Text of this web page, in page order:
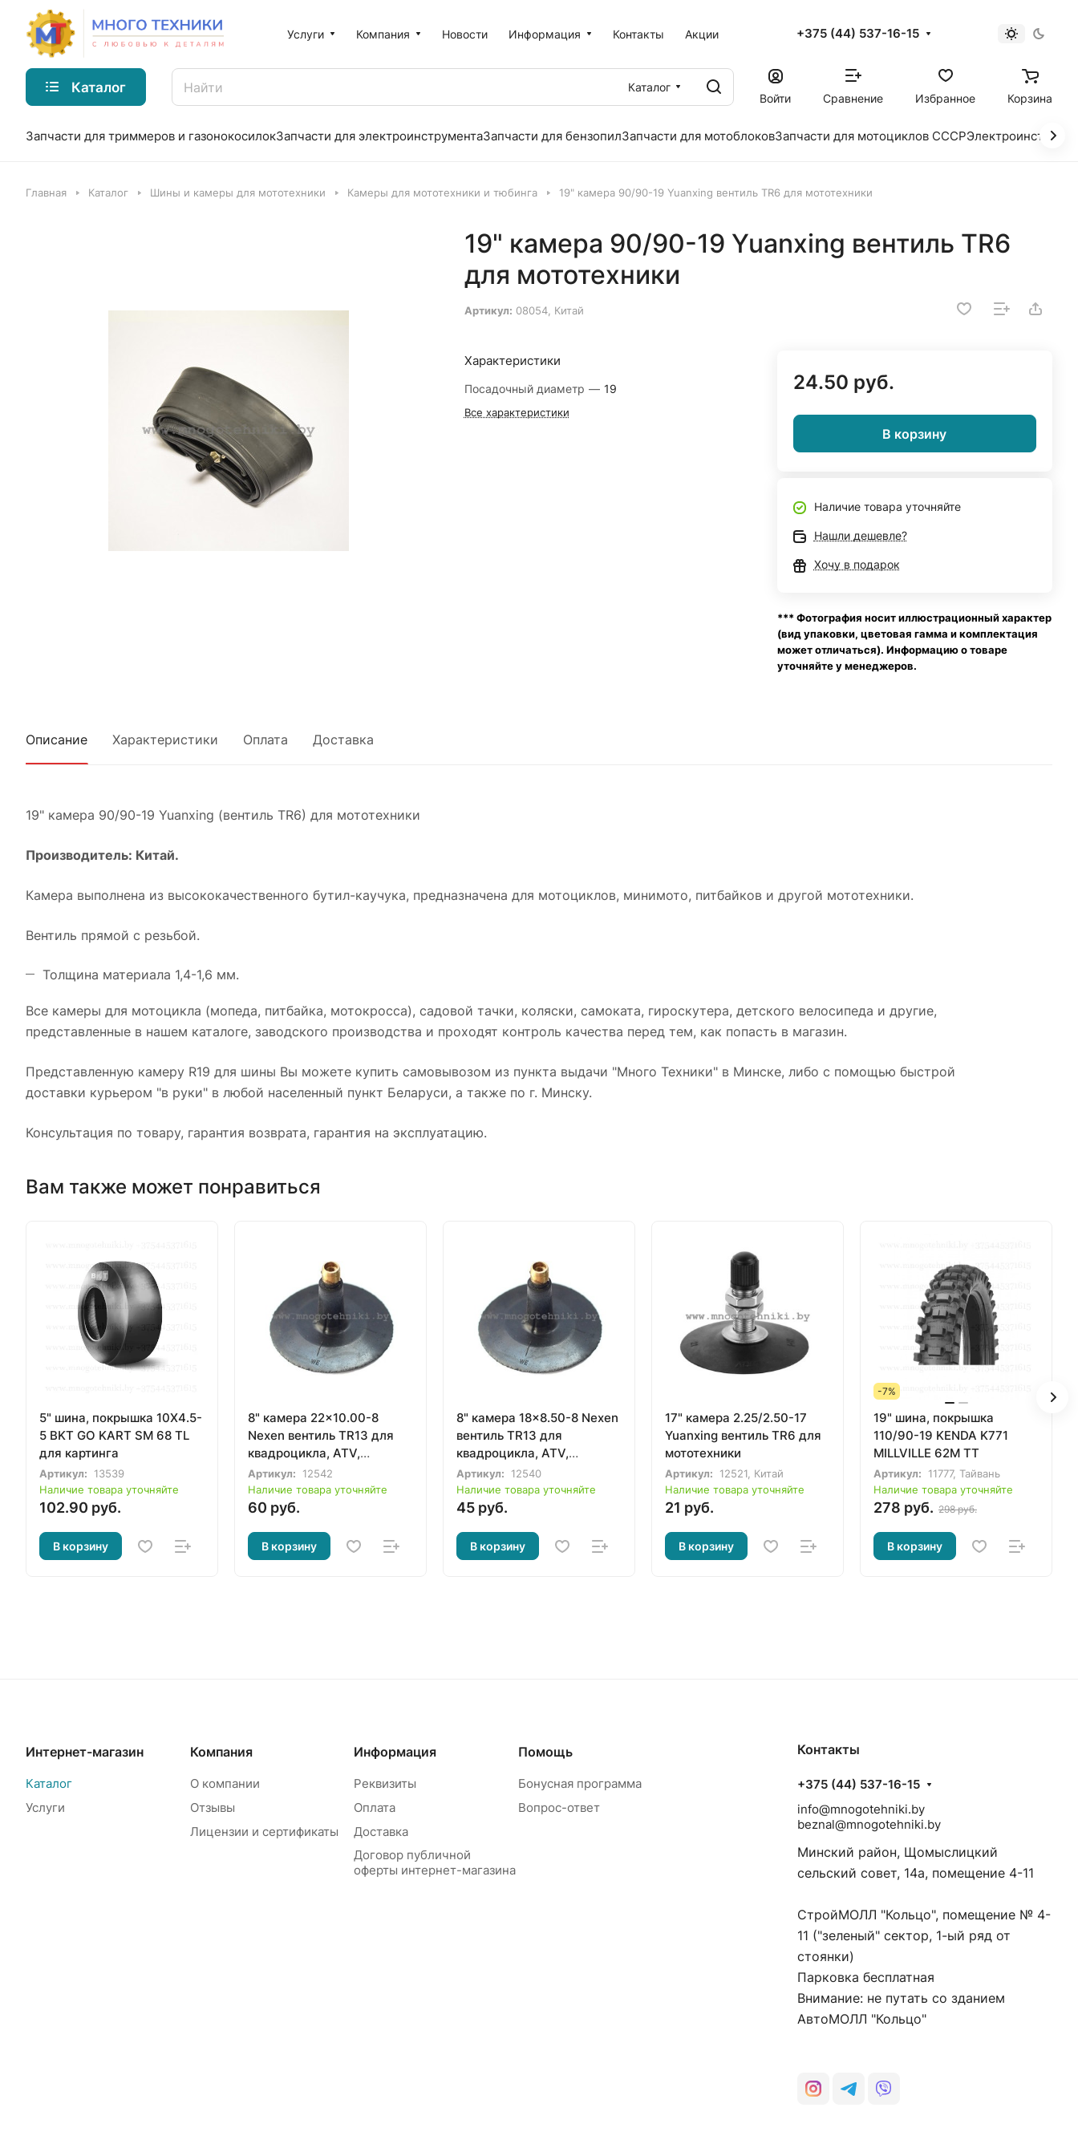
Услуги Компания Новости Информация Контакты Акции +375 (44) 537-16-15
Каталог
Каталог
Войти
Сравнение Избранное Корзина
Запчасти для триммеров и газонокосилокЗапчасти для электроинструментаЗапчасти для бензопилЗапчасти для мотоблоковЗапчасти для мотоциклов СССР
Главная Каталог Шины и камеры для мототехники Камеры для мототехники и тюбинга 19" камера 90/90-19 Yuanxing вентиль TR6 для мототехники
19" камера 90/90-19 Yuanxing вентиль TR6
для мототехники
Артикул: 08054, Китай
Характеристики
Посадочный диаметр — 19
Все характеристики
24.50 руб.
В корзину
Наличие товара уточняйте
Нашли дешевле?
Хочу в подарок
*** Фотография носит иллюстрационный характер
(вид упаковки, цветовая гамма и комплектация
может отличаться). Информацию о товаре
уточняйте у менеджеров.
Описание Характеристики Оплата Доставка
19" камера 90/90-19 Yuanxing (вентиль TR6) для мототехники
Производитель: Китай.
Камера выполнена из высококачественного бутил-каучука, предназначена для мотоциклов, минимото, питбайков и другой мототехники.
Вентиль прямой с резьбой.
Толщина материала 1,4-1,6 мм.
Все камеры для мотоцикла (мопеда, питбайка, мотокросса), садовой тачки, коляски, самоката, гироскутера, детского велосипеда и другие,
представленные в нашем каталоге, заводского производства и проходят контроль качества перед тем, как попасть в магазин.
Представленную камеру R19 для шины Вы можете купить самовывозом из пункта выдачи "Много Техники" в Минске, либо с помощью быстрой
доставки курьером "в руки" в любой населенный пункт Беларуси, а также по г. Минску.
Консультация по товару, гарантия возврата, гарантия на эксплуатацию.
Вам также может понравиться
5" шина, покрышка 10X4.5-
5 BKT GO KART SM 68 TL
для картинга
Артикул:
13539
Наличие товара уточняйте
102.90 руб.
В корзину
8" камера 22x10.00-8
Nexen вентиль TR13 для
квадроцикла, ATV,
вездехода
Артикул:
12542
Наличие товара уточняйте
60 руб.
В корзину
8" камера 18x8.50-8 Nexen
вентиль TR13 для
квадроцикла, ATV,
вездехода
Артикул:
12540
Наличие товара уточняйте
45 руб.
В корзину
17" камера 2.25/2.50-17
Yuanxing вентиль TR6 для
мототехники
Артикул:
12521, Китай
Наличие товара уточняйте
21 руб.
В корзину
-7%
19" шина, покрышка
110/90-19 KENDA K771
MILLVILLE 62M TT
Артикул:
11777, Тайвань
Наличие товара уточняйте
278 руб. 298 руб.
В корзину
Интернет-магазин
Каталог
Услуги
Компания
О компании
Отзывы
Лицензии и сертификаты
Информация
Реквизиты
Оплата
Доставка
Договор публичной
оферты интернет-магазина
Помощь
Бонусная программа
Вопрос-ответ
Контакты
+375 (44) 537-16-15
info@mnogotehniki.by
beznal@mnogotehniki.by
Минский район, Щомыслицкий
сельский совет, 14а, помещение 4-11
СтройМОЛЛ "Кольцо", помещение № 4-
11 ("зеленый" сектор, 1-ый ряд от
стоянки)
Парковка бесплатная
Внимание: не путать со зданием
АвтоМОЛЛ "Кольцо"